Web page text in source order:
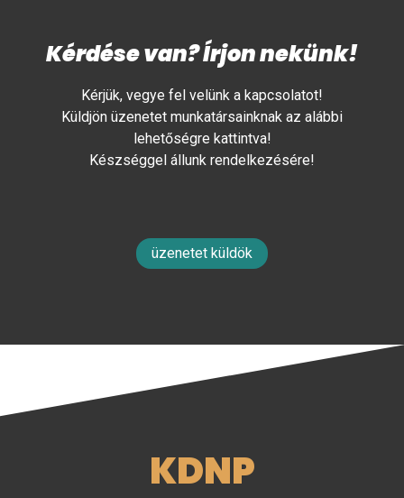
Kérdése van? Írjon nekünk!
Kérjük, vegye fel velünk a kapcsolatot!
Küldjön üzenetet munkatársainknak az alábbi
lehetőségre kattintva!
Készséggel állunk rendelkezésére!
üzenetet küldök
KDNP